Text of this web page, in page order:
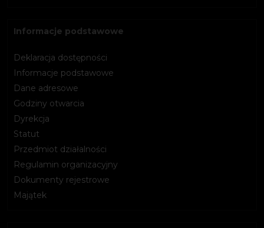
Informacje podstawowe
Deklaracja dostępności
Informacje podstawowe
Dane adresowe
Godziny otwarcia
Dyrekcja
Statut
Przedmiot działalności
Regulamin organizacyjny
Dokumenty rejestrowe
Majątek